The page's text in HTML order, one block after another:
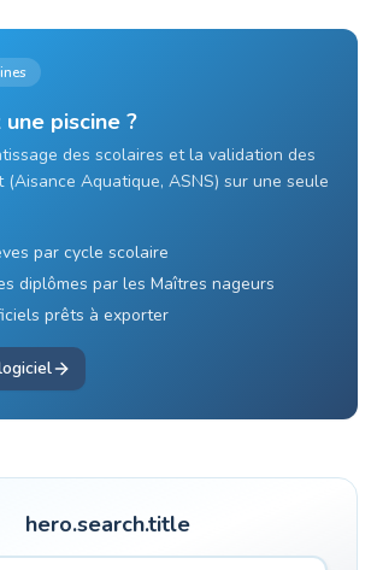
piscine ?
des scolaires et la validation des
(Aisance Aquatique, ASNS) sur une seule
par cycle scolaire
diplômes par les Maîtres nageurs
prêts à exporter
hero.search.title